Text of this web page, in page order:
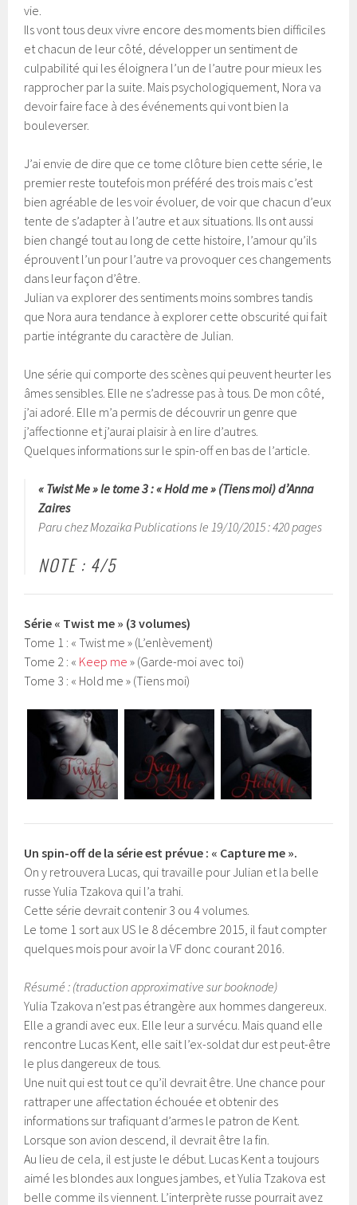
vie.
Ils vont tous deux vivre encore des moments bien difficiles
et chacun de leur côté, développer un sentiment de
culpabilité qui les éloignera l’un de l’autre pour mieux les
rapprocher par la suite. Mais psychologiquement, Nora va
devoir faire face à des événements qui vont bien la
bouleverser.
J’ai envie de dire que ce tome clôture bien cette série, le
premier reste toutefois mon préféré des trois mais c’est
bien agréable de les voir évoluer, de voir que chacun d’eux
tente de s’adapter à l’autre et aux situations. Ils ont aussi
bien changé tout au long de cette histoire, l’amour qu’ils
éprouvent l’un pour l’autre va provoquer ces changements
dans leur façon d’être.
Julian va explorer des sentiments moins sombres tandis
que Nora aura tendance à explorer cette obscurité qui fait
partie intégrante du caractère de Julian.
Une série qui comporte des scènes qui peuvent heurter les
âmes sensibles. Elle ne s’adresse pas à tous. De mon côté,
j’ai adoré. Elle m’a permis de découvrir un genre que
j’affectionne et j’aurai plaisir à en lire d’autres.
Quelques informations sur le spin-off en bas de l’article.
« Twist Me » le tome 3 : «Hold me» (Tiens moi) d’Anna
Zaires
Paru chez Mozaika Publications le 19/10/2015 : 420 pages
NOTE : 4/5
Série « Twist me » (3 volumes)
Tome 1 : « Twist me » (L’enlèvement)
Tome 2 : « Keep me » (Garde-moi avec toi)
Tome 3 : « Hold me » (Tiens moi)
Un spin-off de la série est prévue : « Capture me ».
On y retrouvera Lucas, qui travaille pour Julian et la belle
russe Yulia Tzakova qui l’a trahi.
Cette série devrait contenir 3 ou 4 volumes.
Le tome 1 sort aux US le 8 décembre 2015, il faut compter
quelques mois pour avoir la VF donc courant 2016.
Résumé : (traduction approximative sur booknode)
Yulia Tzakova n’est pas étrangère aux hommes dangereux.
Elle a grandi avec eux. Elle leur a survécu. Mais quand elle
rencontre Lucas Kent, elle sait l’ex-soldat dur est peut-être
le plus dangereux de tous.
Une nuit qui est tout ce qu’il devrait être. Une chance pour
rattraper une affectation échouée et obtenir des
informations sur trafiquant d’armes le patron de Kent.
Lorsque son avion descend, il devrait être la fin.
Au lieu de cela, il est juste le début. Lucas Kent a toujours
aimé les blondes aux longues jambes, et Yulia Tzakova est
belle comme ils viennent. L’interprète russe pourrait avez